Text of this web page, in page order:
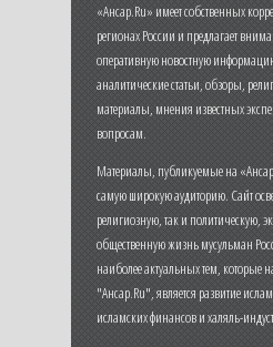
«Ансар.Ru» имеет собственных
регионах России и предлагает
оперативную новостную
аналитические статьи, обзоры,
материалы, мнения известных
вопросам.
Материалы, публикуемые на
самую широкую аудиторию. Сайт
религиозную, так и политическую,
общественную жизнь мусульман
наиболее актуальных тем, которые
"Ансар.Ru", является развитие
исламских финансов и халяль-